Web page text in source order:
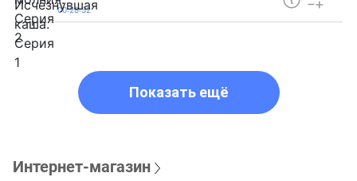
00:28:32
Показать ещё
Интернет-магазин